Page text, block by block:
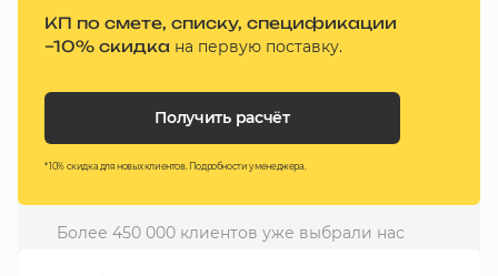
Избранное
10 000 ₽
+7(495) 988-86-47
Новинки
КП по смете, списку, спецификации
–10% скидка на первую поставку.
Получить расчёт
* 10% скидка для новых клиентов. Подробности у менеджера.
Более 450 000 клиентов уже выбрали нас